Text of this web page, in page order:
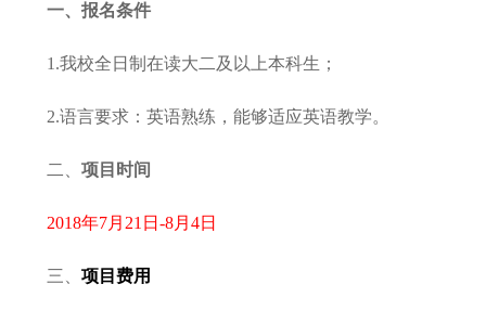
一、报名条件
1.我校全日制在读大二及以上本科生；
2.语言要求：英语熟练，能够适应英语教学。
二、 项目时间
2018年7月21日-8月4日
三、 项目费用